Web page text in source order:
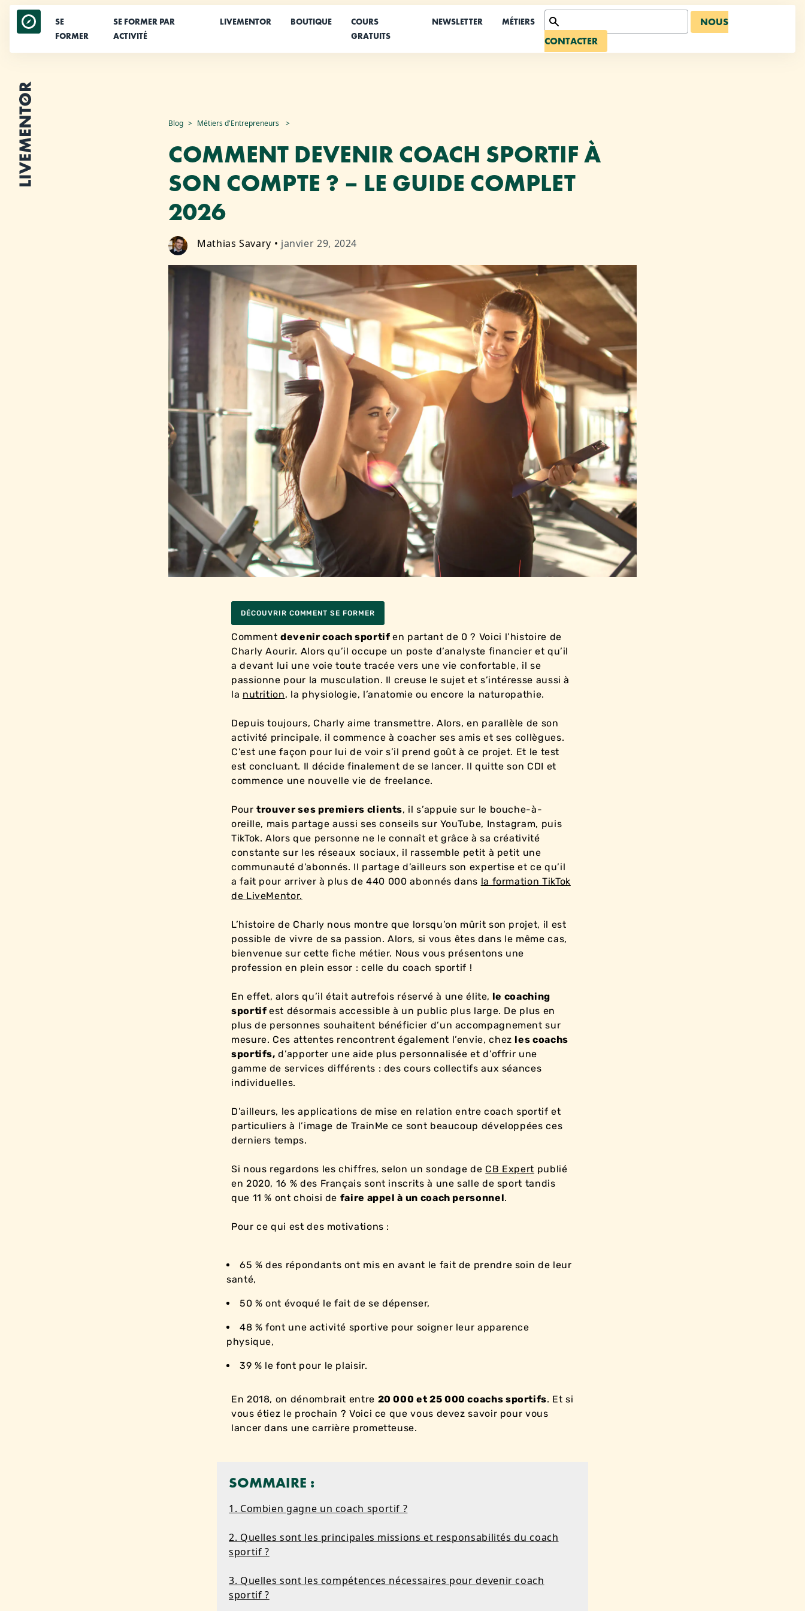
Aller
contenu
SE
FORMER
SE FORMER PAR
ACTIVITÉ
LIVEMENTOR BOUTIQUE
COURS
GRATUITS
NEWSLETTER MÉTIERS
NOUS
CONTACTER
Blog Métiers d'Entrepreneurs
COMMENT DEVENIR COACH SPORTIF À
SON COMPTE ? – LE GUIDE COMPLET
2026
Mathias Savary • janvier 29, 2024
DÉCOUVRIR COMMENT SE FORMER
Commentdevenir coach sportifen partant de 0 ? Voici l’histoire de
Charly Aourir. Alors qu’il occupe un poste d’analyste financier et qu’il
a devant lui une voie toute tracée vers une vie confortable, il se
passionne pour la musculation. Il creuse le sujet et s’intéresse aussi à
la nutrition, la physiologie, l’anatomie ou encore la naturopathie.
Depuis toujours, Charly aime transmettre. Alors, en parallèle de son
activité principale, il commence à coacher ses amis et ses collègues.
C’est une façon pour lui de voir s’il prend goût à ce projet. Et le test
est concluant. Il décide finalement de se lancer. Il quitte son CDI et
commence une nouvelle vie de freelance.
Pourtrouver ses premiers clients, il s’appuie sur le bouche-à-
oreille, mais partage aussi ses conseils sur YouTube, Instagram, puis
TikTok. Alors que personne ne le connaît et grâce à sa créativité
constante sur les réseaux sociaux, il rassemble petit à petit une
communauté d’abonnés. Il partage d’ailleurs son expertise et ce qu’il
a fait pour arriver à plus de 440 000 abonnés dans la formation TikTok
de LiveMentor.
L’histoire de Charly nous montre que lorsqu’on mûrit son projet, il est
possible de vivre de sa passion. Alors, si vous êtes dans le même cas,
bienvenue sur cette fiche métier. Nous vous présentons une
profession en plein essor : celle du coach sportif !
En effet, alors qu’il était autrefois réservé à une élite, le coaching
sportifest désormais accessible à un public plus large. De plus en
plus de personnes souhaitent bénéficier d’un accompagnement sur
mesure. Ces attentes rencontrent également l’envie, chez les coachs
sportifs, d’apporter une aide plus personnalisée et d’offrir une
gamme de services différents : des cours collectifs aux séances
individuelles.
D’ailleurs, les applications de mise en relation entre coach sportif et
particuliers à l’image de TrainMe ce sont beaucoup développées ces
derniers temps.
Si nous regardons les chiffres, selon un sondage de CB Expert publié
en 2020, 16 % des Français sont inscrits à une salle de sport tandis
que 11 % ont choisi de faire appel à un coach personnel.
Pour ce qui est des motivations :
65 % des répondants ont mis en avant le fait de prendre soin de leur
santé,
50 % ont évoqué le fait de se dépenser,
48 % font une activité sportive pour soigner leur apparence
physique,
39 % le font pour le plaisir.
En 2018, on dénombrait entre 20 000 et 25 000 coachs sportifs. Et si
vous étiez le prochain ? Voici ce que vous devez savoir pour vous
lancer dans une carrière prometteuse.
SOMMAIRE :
1. Combien gagne un coach sportif ?
2. Quelles sont les principales missions et responsabilités du coach
sportif ?
3. Quelles sont les compétences nécessaires pour devenir coach
sportif ?